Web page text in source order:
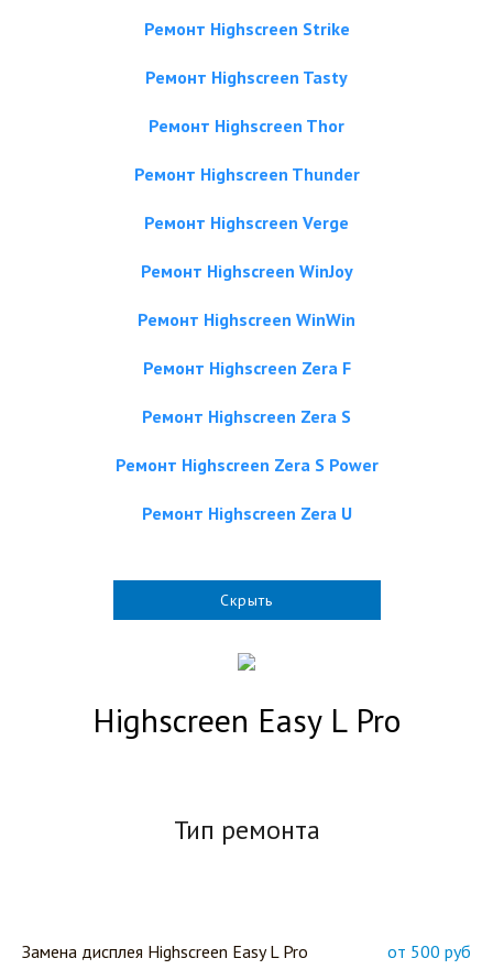
Ремонт Highscreen Strike
Ремонт Highscreen Tasty
Ремонт Highscreen Thor
Ремонт Highscreen Thunder
Ремонт Highscreen Verge
Ремонт Highscreen WinJoy
Ремонт Highscreen WinWin
Ремонт Highscreen Zera F
Ремонт Highscreen Zera S
Ремонт Highscreen Zera S Power
Ремонт Highscreen Zera U
Скрыть
Highscreen Easy L Pro
Тип ремонта
Замена дисплея Highscreen Easy L Pro от 500 руб